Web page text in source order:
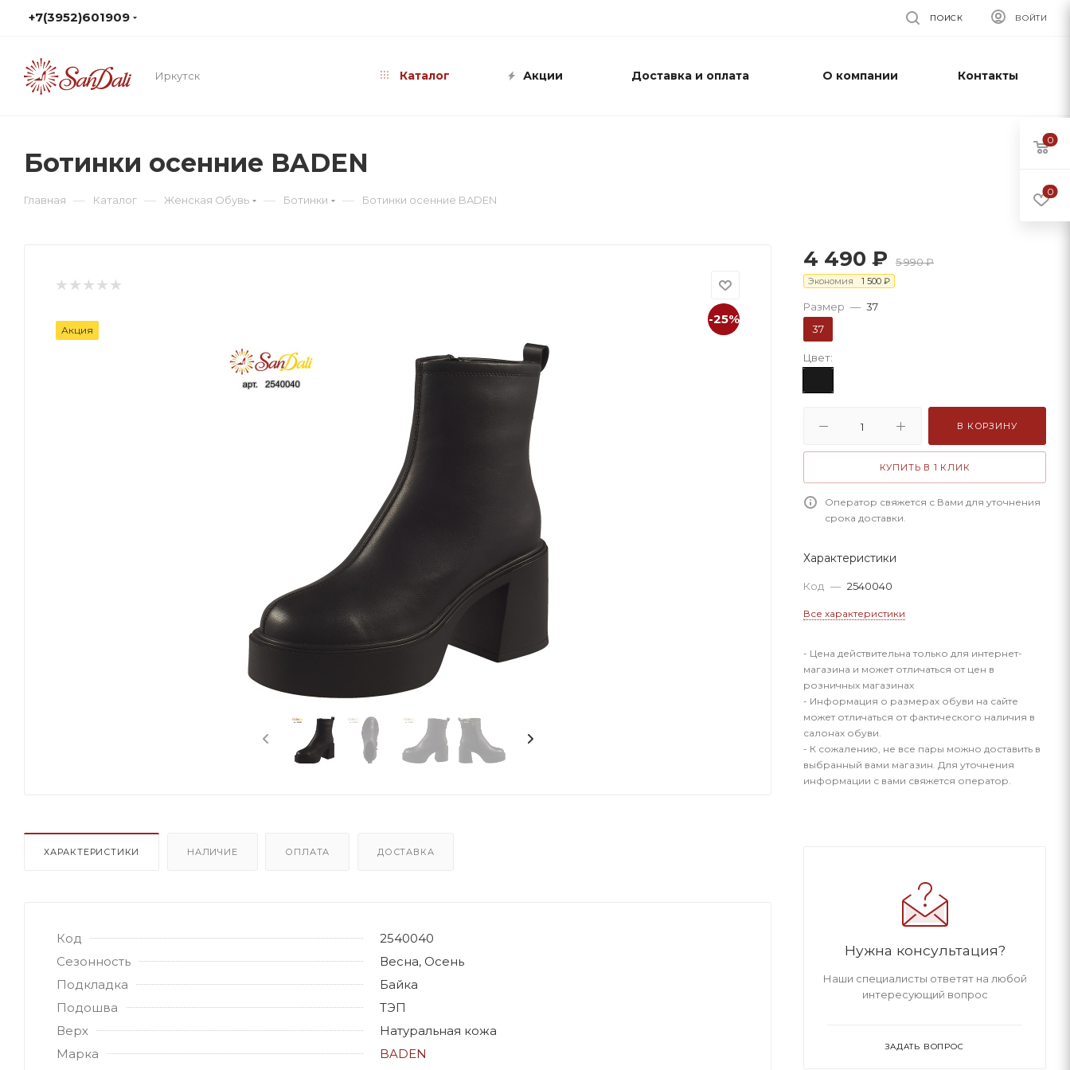
+7(3952)601909 ВОЙТИ
ПОИСК
Иркутск Каталог Акции Доставка и оплата О компании Контакты
Ботинки осенние BADEN
Главная — Каталог — Женская Обувь — Ботинки — Ботинки осенние BADEN
-25%
Акция
ХАРАКТЕРИСТИКИ НАЛИЧИЕ ОПЛАТА ДОСТАВКА
Код
2540040
Сезонность
Весна, Осень
Подкладка
Байка
Подошва
ТЭП
Верх
Натуральная кожа
Марка
BADEN
4 490 ₽ 5 990₽
Экономия 1 500 ₽
Размер — 37
37
Цвет:
В КОРЗИНУ
КУПИТЬ В 1 КЛИК
Оператор свяжется с Вами для уточнения
срока доставки.
Характеристики
Код — 2540040
Все характеристики
- Цена действительна только для интернет-
магазина и может отличаться от цен в
розничных магазинах
- Информация о размерах обуви на сайте
может отличаться от фактического наличия в
салонах обуви.
- К сожалению, не все пары можно доставить в
выбранный вами магазин. Для уточнения
информации с вами свяжется оператор.
Нужна консультация?
Наши специалисты ответят на любой
интересующий вопрос
ЗАДАТЬ ВОПРОС
0
0